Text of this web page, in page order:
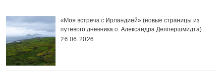
«Моя встреча с Ирландией» (новые страницы из
путевого дневника о. Александра Деппершмидта)
26.06.2026